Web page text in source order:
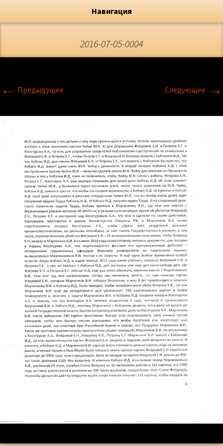
Флёрова Елена Николаевна
Художник, Официальный сайт
Навигация
2016-07-05-0004
← Предыдущее Следующее →